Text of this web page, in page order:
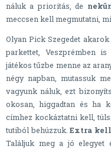
náluk a prioritás, de
meccsen kell megmutatni,
Olyan Pick Szegedet
parkettet, Veszprémben
játékos tűzbe menne az
négy napban, mutassuk
vagyunk náluk, ezt
okosan, higgadtan és ha
címhez kockáztatni kell,
tutiból behúzzuk.Extra
Találjuk meg a jó elegyet